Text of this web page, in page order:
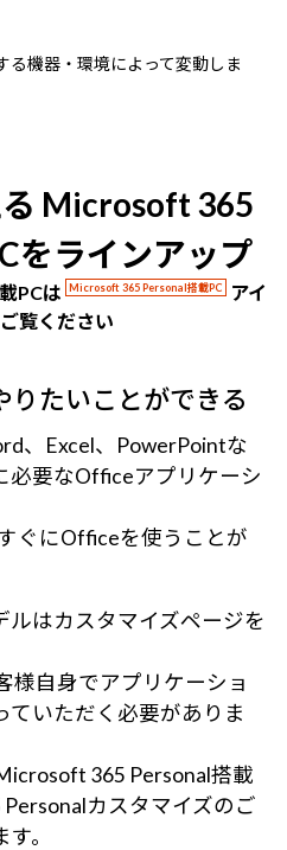
機器・環境によって変動しま
Microsoft 365
をラインアップ
PCは Microsoft 365 Personal搭載PC
アイ
覧ください
りたいことができる
、Excel、PowerPointな
必要なOfficeアプリケーシ
ぐにOfficeを使うことが
はカスタマイズページを
様自身でアプリケーショ
ていただく必要がありま
365 Personal搭載
カスタマイズのご
。